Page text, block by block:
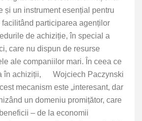
și un instrument esențial pentru
participarea agenților
de achiziție, în special a
care nu dispun de resurse
ale companiilor mari. În ceea ce
în achiziții, Wojciech Paczynski
mecanism este „interesant, dar
un domeniu promițător, care
– de la economii